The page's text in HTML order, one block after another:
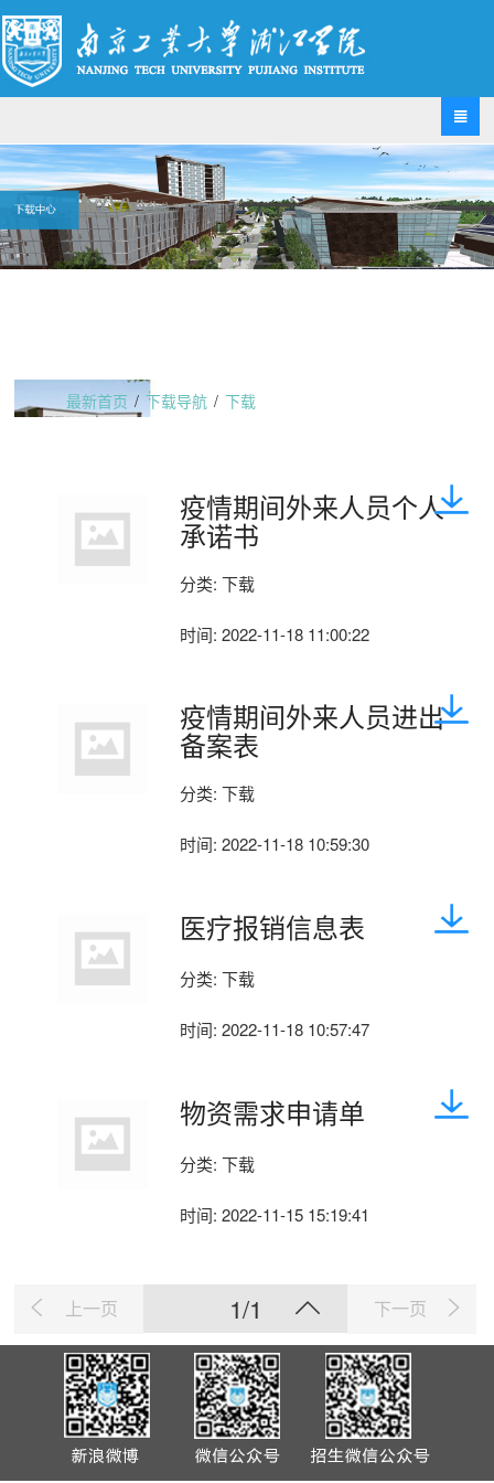

最新首页 / 下载导航 / 下载
疫情期间外来人员个人
承诺书
分类: 下载
时间: 2022-11-18 11:00:22
疫情期间外来人员进出
备案表
分类: 下载
时间: 2022-11-18 10:59:30
医疗报销信息表
分类: 下载
时间: 2022-11-18 10:57:47
物资需求申请单
分类: 下载
时间: 2022-11-15 15:19:41
上一页 1/1 下一页